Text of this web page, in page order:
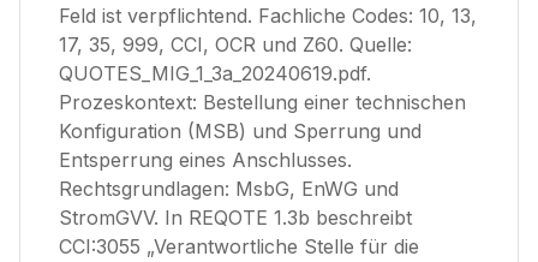
Feld ist verpflichtend. Fachliche Codes: 10, 13,
17, 35, 999, CCI, OCR und Z60. Quelle:
QUOTES_MIG_1_3a_20240619.pdf.
Prozeskontext: Bestellung einer technischen
Konfiguration (MSB) und Sperrung und
Entsperrung eines Anschlusses.
Rechtsgrundlagen: MsbG, EnWG und
StromGVV. In REQOTE 1.3b beschreibt
CCI:3055 „Verantwortliche Stelle für die